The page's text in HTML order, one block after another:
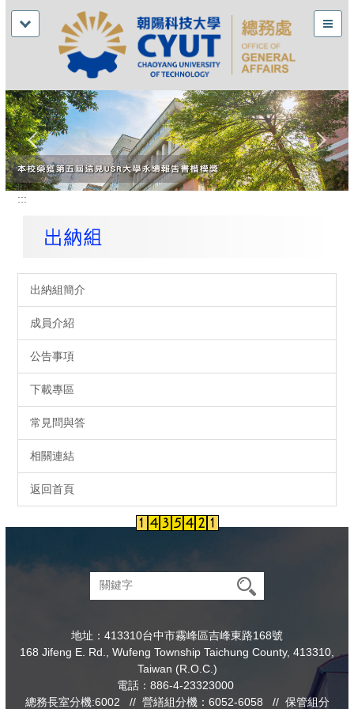
:::
出納組簡介
成員介紹
公告事項
下載專區
常見問與答
相關連結
返回首頁
地址：413310台中市霧峰區吉峰東路168號
168 Jifeng E. Rd., Wufeng Township Taichung County, 413310,
Taiwan (R.O.C.)
電話：886-4-23323000
總務長室分機:6002 // 營繕組分機：6052-6058 // 保管組分